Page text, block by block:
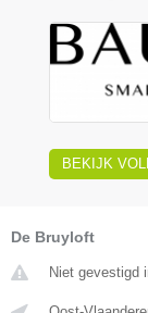
BEKIJK
De Bruyloft
Niet gevestigd